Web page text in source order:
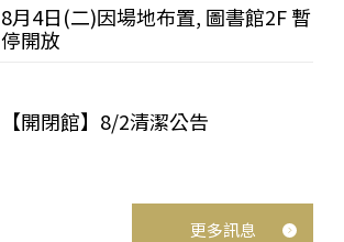
8月4日(二)因場地布置, 圖書館2F 暫
停開放
【開閉館】8/2清潔公告
更多訊息